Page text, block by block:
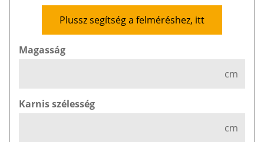
Plussz segítség a felméréshez, itt
Magasság
cm
Karnis szélesség
cm